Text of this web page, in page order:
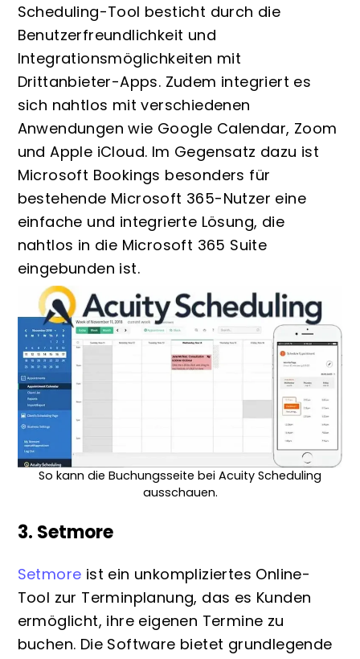
Scheduling-Tool besticht durch die
Benutzerfreundlichkeit und
Integrationsmöglichkeiten mit
Drittanbieter-Apps. Zudem integriert es
sich nahtlos mit verschiedenen
Anwendungen wie Google Calendar, Zoom
und Apple iCloud. Im Gegensatz dazu ist
Microsoft Bookings besonders für
bestehende Microsoft 365-Nutzer eine
einfache und integrierte Lösung, die
nahtlos in die Microsoft 365 Suite
eingebunden ist.
So kann die Buchungsseite bei Acuity Scheduling
ausschauen.
3. Setmore
Setmore ist ein unkompliziertes Online-
Tool zur Terminplanung, das es Kunden
ermöglicht, ihre eigenen Termine zu
buchen. Die Software bietet grundlegende